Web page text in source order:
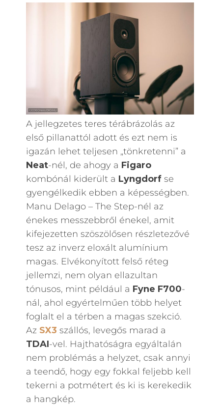
A jellegzetes teres térábrázolás az
első pillanattól adott és ezt nem is
igazán lehet teljesen „tönkretenni” a
Neat-nél, de ahogy a Figaro
kombónál kiderült a Lyngdorfse
gyengélkedik ebben a képességben.
Manu Delago – The Step-nél az
énekes messzebbről énekel, amit
kifejezetten szöszölősen részletezővé
tesz az inverz eloxált alumínium
magas. Elvékonyított felső réteg
jellemzi, nem olyan ellazultan
tónusos, mint például a Fyne F700-
nál, ahol egyértelműen több helyet
foglalt el a térben a magas szekció.
Az SX3 szállós, levegős marad a
TDAI-vel. Hajthatóságra egyáltalán
nem problémás a helyzet, csak annyi
a teendő, hogy egy fokkal feljebb kell
tekerni a potmétert és ki is kerekedik
a hangkép.